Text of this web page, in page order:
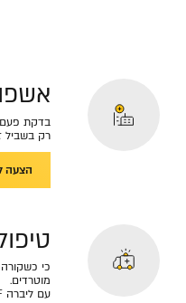
בדקת פעם
רק בשביל
הצעה
כי
מוטרדים.
עם ליברה BFF לא תהיו מונעים משיקולי עלויות